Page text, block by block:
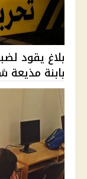
بلاغ يقود
بابنة مذيعة